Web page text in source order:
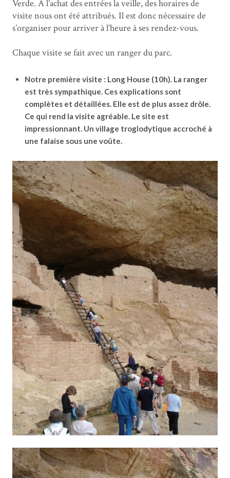
Verde. À l’achat des entrées la veille, des horaires de
visite nous ont été attribués. Il est donc nécessaire de
s’organiser pour arriver à l’heure à ses rendez-vous.
Chaque visite se fait avec un ranger du parc.
Notre première visite : Long House (10h). La ranger
est très sympathique. Ces explications sont
complètes et détaillées. Elle est de plus assez drôle.
Ce qui rend la visite agréable. Le site est
impressionnant. Un village troglodytique accroché à
une falaise sous une voûte.